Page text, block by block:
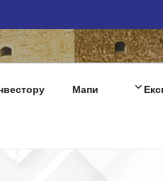
Мапи